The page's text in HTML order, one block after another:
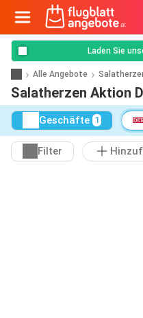
Laden Sie
Alle Angebote
Salatherzen Aktion
Geschäfte 1
Filter